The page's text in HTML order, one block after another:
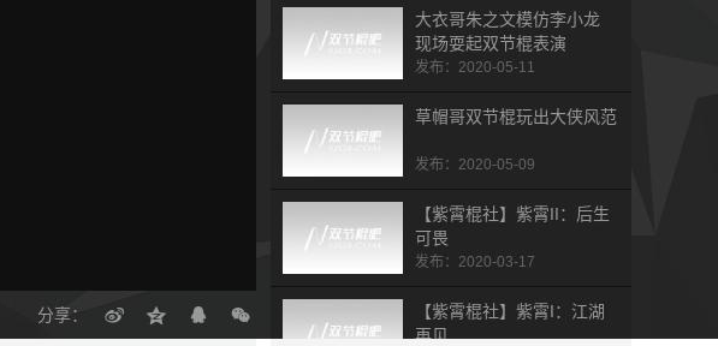
分享：
大衣哥朱之文模仿李小龙
现场耍起双节棍表演
发布：2020-05-11
草帽哥双节棍玩出大侠风范
发布：2020-05-09
【紫霄棍社】紫霄II：后生
可畏
发布：2020-03-17
【紫霄棍社】紫霄I：江湖
再见